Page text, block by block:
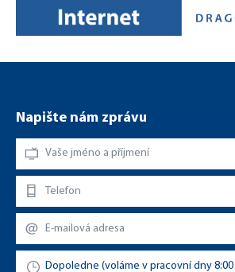
Napište nám zprávu